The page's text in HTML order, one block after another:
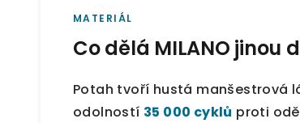
MATERIÁL
Co dělá MILANO jinou
Potah tvoří hustá manšestrová
odolností 35 000 cyklů proti